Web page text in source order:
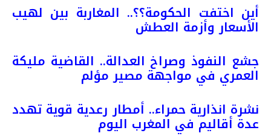
أين اختفت الحكومة؟؟.. المغاربة بين لهيب
الأسعار وأزمة العطش
جشع النفوذ وصراخ العدالة.. القاضية مليكة
العمري في مواجهة مصير مؤلم
نشرة انذارية حمراء.. أمطار رعدية قوية تهدد
عدة أقاليم في المغرب اليوم